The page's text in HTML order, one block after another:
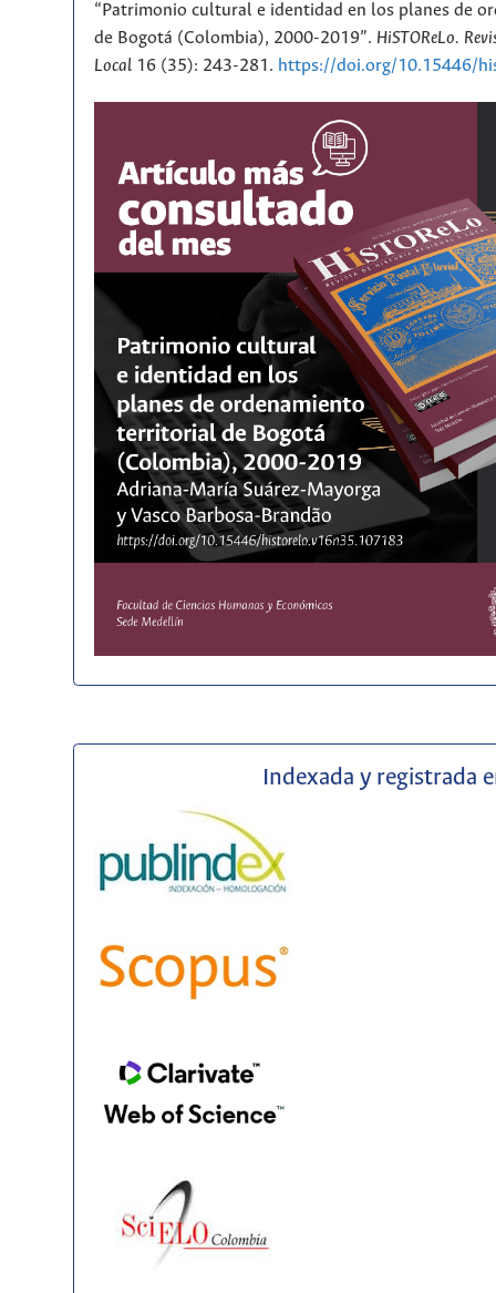
“Patrimonio cultural e identidad en los planes de
de Bogotá (Colombia), 2000-2019”. HiSTOReLo.
Local16 (35): 243-281. https://doi.org/10.15446/
Indexada y registrada